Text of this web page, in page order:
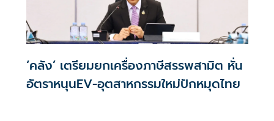
‘คลัง’ เตรียมยกเครื่องภาษีสรรพสามิต หั่น
อัตราหนุนEV-อุตสาหกรรมใหม่ปักหมุดไทย